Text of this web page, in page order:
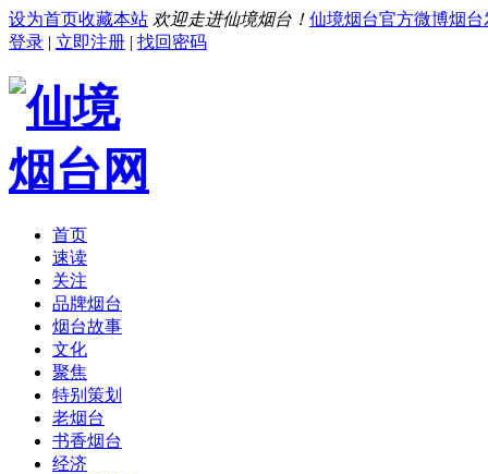
设为首页收藏本站 欢迎走进仙境烟台！ 仙境烟台官方微博烟台
登录 | 立即注册 | 找回密码
首页
速读
关注
品牌烟台
烟台故事
文化
聚焦
特别策划
老烟台
书香烟台
经济